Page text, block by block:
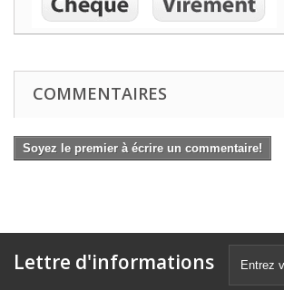
COMMENTAIRES
Soyez le premier à écrire un commentaire!
Lettre d'informations